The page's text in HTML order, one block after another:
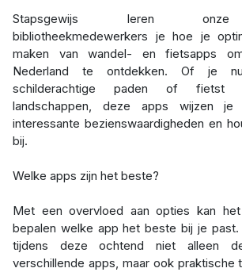
Stapsgewijs leren onze
bibliotheekmedewerkers je hoe je
maken van wandel- en fietsapps
Nederland te ontdekken. Of je
schilderachtige paden of fietst
landschappen, deze apps wijzen
interessante bezienswaardigheden en
bij.
Welke apps zijn het beste?
Met een overvloed aan opties kan
bepalen welke app het beste bij je past.
tijdens deze ochtend niet alleen
verschillende apps, maar ook praktische